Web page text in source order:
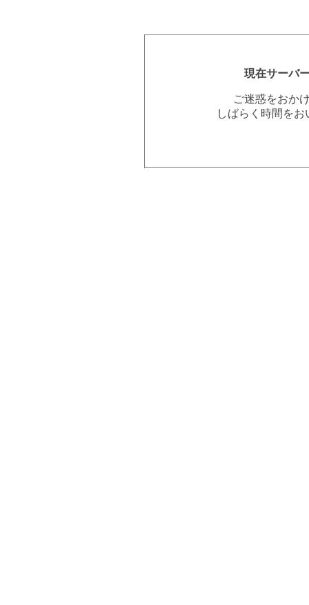
現在サーバ
ご迷惑をおか
しばらく時間を